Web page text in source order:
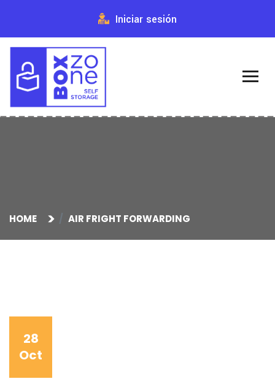
Iniciar sesión
HOME AIR FRIGHT FORWARDING
28
Oct